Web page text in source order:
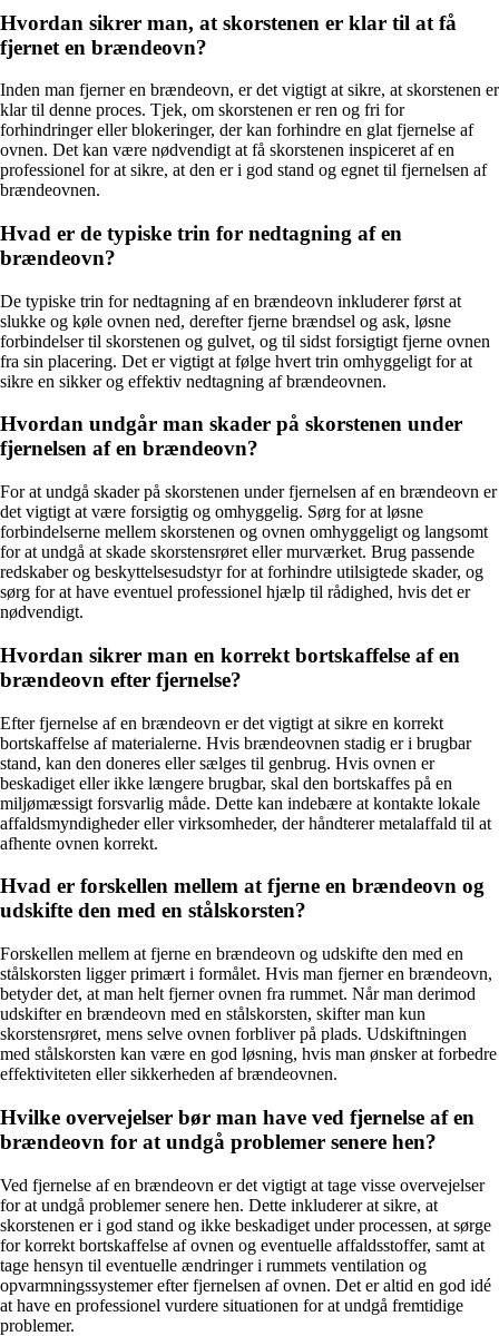
Hvordan sikrer man, at skorstenen er klar til at få
fjernet en brændeovn?
Inden man fjerner en brændeovn, er det vigtigt at sikre, at skorstenen er
klar til denne proces. Tjek, om skorstenen er ren og fri for
forhindringer eller blokeringer, der kan forhindre en glat fjernelse af
ovnen. Det kan være nødvendigt at få skorstenen inspiceret af en
professionel for at sikre, at den er i god stand og egnet til fjernelsen af
brændeovnen.
Hvad er de typiske trin for nedtagning af en
brændeovn?
De typiske trin for nedtagning af en brændeovn inkluderer først at
slukke og køle ovnen ned, derefter fjerne brændsel og ask, løsne
forbindelser til skorstenen og gulvet, og til sidst forsigtigt fjerne ovnen
fra sin placering. Det er vigtigt at følge hvert trin omhyggeligt for at
sikre en sikker og effektiv nedtagning af brændeovnen.
Hvordan undgår man skader på skorstenen under
fjernelsen af en brændeovn?
For at undgå skader på skorstenen under fjernelsen af en brændeovn er
det vigtigt at være forsigtig og omhyggelig. Sørg for at løsne
forbindelserne mellem skorstenen og ovnen omhyggeligt og langsomt
for at undgå at skade skorstensrøret eller murværket. Brug passende
redskaber og beskyttelsesudstyr for at forhindre utilsigtede skader, og
sørg for at have eventuel professionel hjælp til rådighed, hvis det er
nødvendigt.
Hvordan sikrer man en korrekt bortskaffelse af en
brændeovn efter fjernelse?
Efter fjernelse af en brændeovn er det vigtigt at sikre en korrekt
bortskaffelse af materialerne. Hvis brændeovnen stadig er i brugbar
stand, kan den doneres eller sælges til genbrug. Hvis ovnen er
beskadiget eller ikke længere brugbar, skal den bortskaffes på en
miljømæssigt forsvarlig måde. Dette kan indebære at kontakte lokale
affaldsmyndigheder eller virksomheder, der håndterer metalaffald til at
afhente ovnen korrekt.
Hvad er forskellen mellem at fjerne en brændeovn og
udskifte den med en stålskorsten?
Forskellen mellem at fjerne en brændeovn og udskifte den med en
stålskorsten ligger primært i formålet. Hvis man fjerner en brændeovn,
betyder det, at man helt fjerner ovnen fra rummet. Når man derimod
udskifter en brændeovn med en stålskorsten, skifter man kun
skorstensrøret, mens selve ovnen forbliver på plads. Udskiftningen
med stålskorsten kan være en god løsning, hvis man ønsker at forbedre
effektiviteten eller sikkerheden af brændeovnen.
Hvilke overvejelser bør man have ved fjernelse af en
brændeovn for at undgå problemer senere hen?
Ved fjernelse af en brændeovn er det vigtigt at tage visse overvejelser
for at undgå problemer senere hen. Dette inkluderer at sikre, at
skorstenen er i god stand og ikke beskadiget under processen, at sørge
for korrekt bortskaffelse af ovnen og eventuelle affaldsstoffer, samt at
tage hensyn til eventuelle ændringer i rummets ventilation og
opvarmningssystemer efter fjernelsen af ovnen. Det er altid en god idé
at have en professionel vurdere situationen for at undgå fremtidige
problemer.